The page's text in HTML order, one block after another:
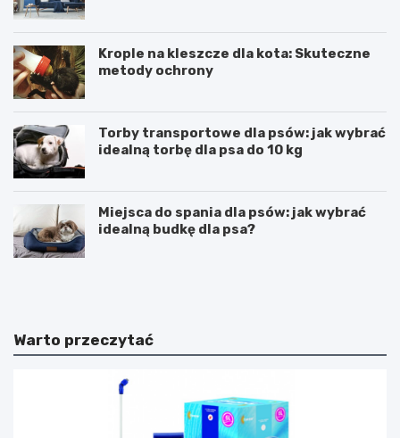
Krople na kleszcze dla kota: Skuteczne
metody ochrony
Torby transportowe dla psów: jak wybrać
idealną torbę dla psa do 10 kg
Miejsca do spania dla psów: jak wybrać
idealną budkę dla psa?
A
j
a
O
e
S
Warto przeczytać